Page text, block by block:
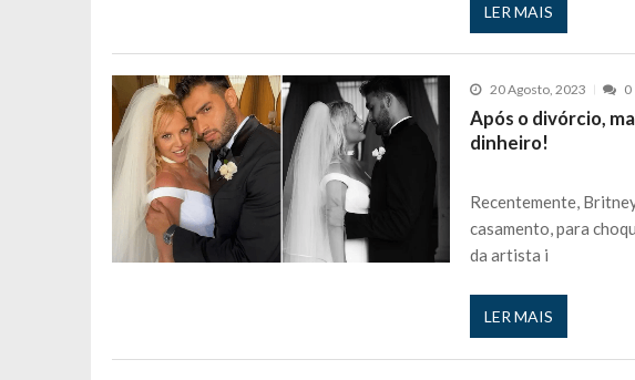
LER MAIS
20 Agosto, 2023 0
Após o divórcio,
dinheiro!
Recentemente,
casamento, para
da artista i
LER MAIS